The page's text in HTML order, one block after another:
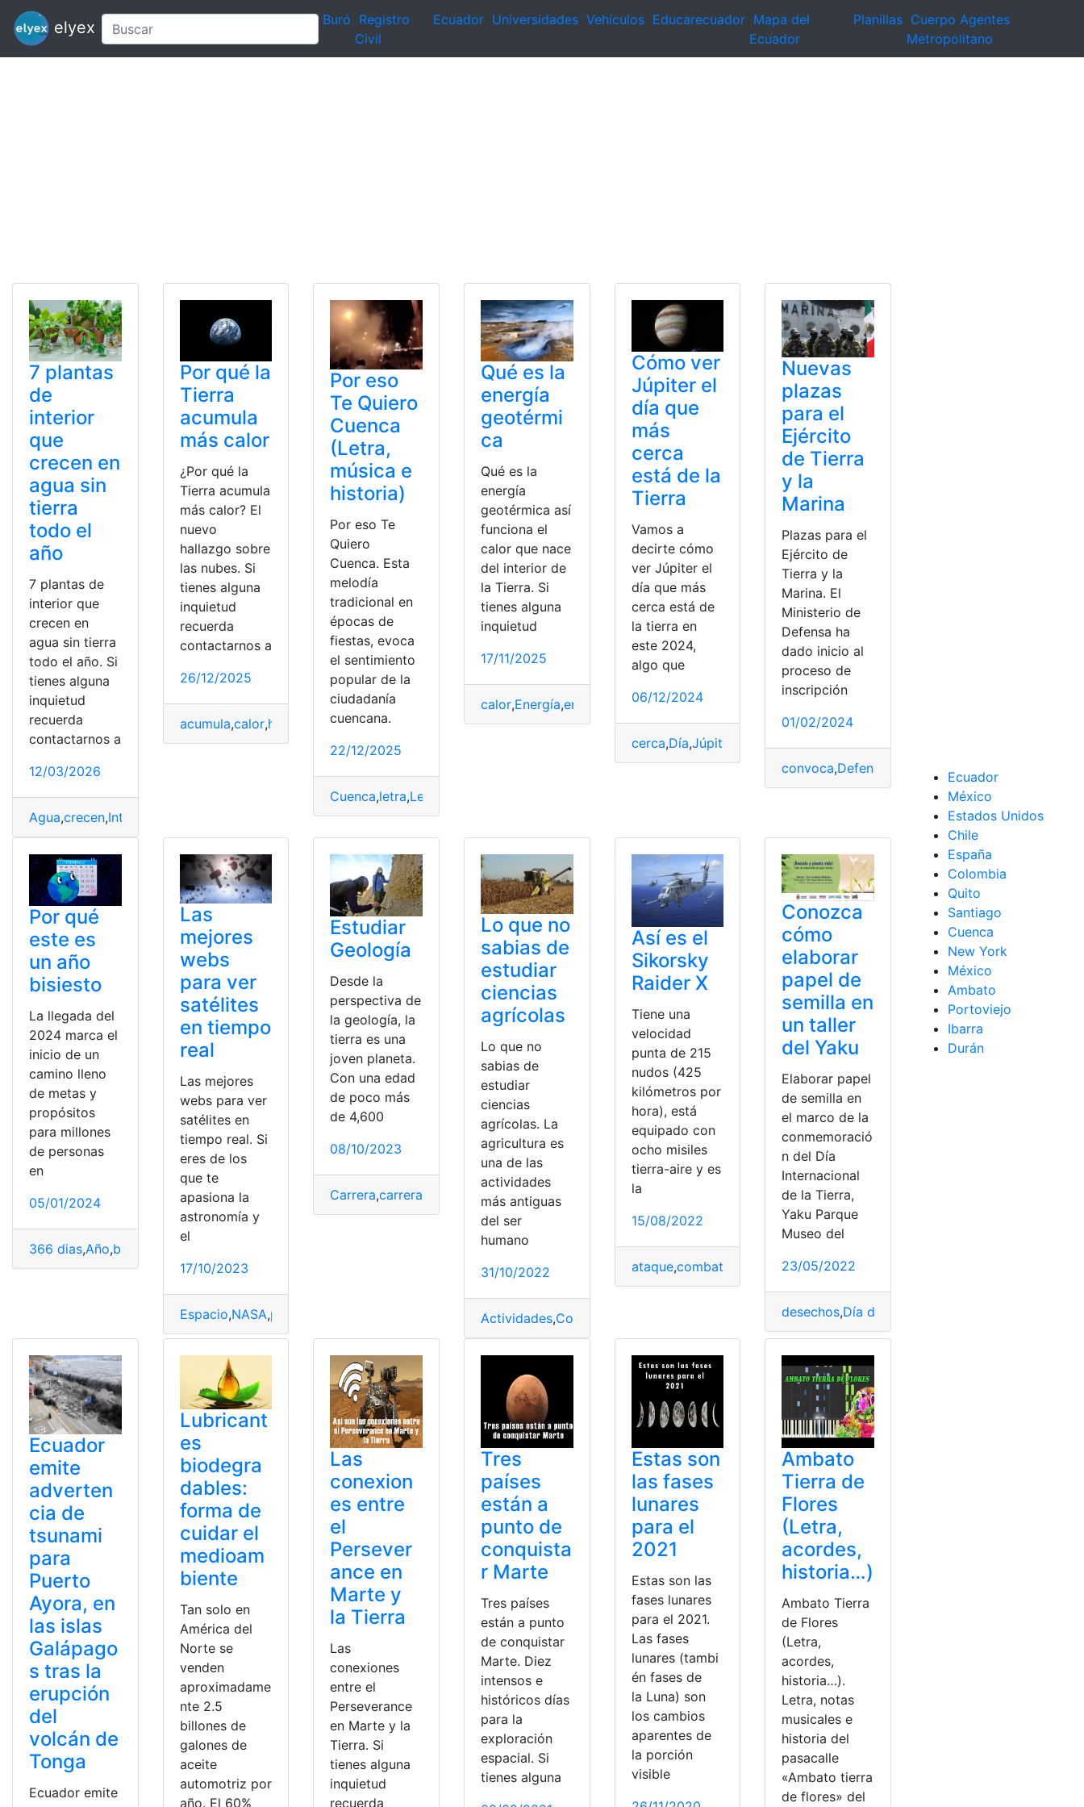
elyex Buró Registro
Civil
Ecuador Universidades Vehículos Educarecuador Mapa del
Ecuador
Planillas Cuerpo Agentes
Metropolitano
7 plantas
de
interior
que
crecen en
agua sin
tierra
todo el
año
7 plantas de
interior que
crecen en
agua sin tierra
todo el año. Si
tienes alguna
inquietud
recuerda
contactarnos a
12/03/2026
Agua,crecen,Interior
Por qué la
Tierra
acumula
más calor
¿Por qué la
Tierra acumula
más calor? El
nuevo
hallazgo sobre
las nubes. Si
tienes alguna
inquietud
recuerda
contactarnos a
26/12/2025
acumula,calor,hallazgo nubes,Tierra
Por eso
Te Quiero
Cuenca
(Letra,
música e
historia)
Por eso Te
Quiero
Cuenca. Esta
melodía
tradicional en
épocas de
fiestas, evoca
el sentimiento
popular de la
ciudadanía
cuencana.
22/12/2025
Cuenca,letra,Letras Por eso te quiero Cuenca
Qué es la
energía
geotérmi
ca
Qué es la
energía
geotérmica así
funciona el
calor que nace
del interior de
la Tierra. Si
tienes alguna
inquietud
17/11/2025
calor,Energía,energía geotérmica,funciona
Cómo ver
Júpiter el
día que
más
cerca
está de la
Tierra
Vamos a
decirte cómo
ver Júpiter el
día que más
cerca está de
la tierra en
este 2024,
algo que
06/12/2024
cerca,Día,Júpiter
Nuevas
plazas
para el
Ejército
de Tierra
y la
Marina
Plazas para el
Ejército de
Tierra y la
Marina. El
Ministerio de
Defensa ha
dado inicio al
proceso de
inscripción
01/02/2024
convoca,Defensa
Por qué
este es
un año
bisiesto
La llegada del
2024 marca el
inicio de un
camino lleno
de metas y
propósitos
para millones
de personas
en
05/01/2024
366 dias,Año,bisiesto
Las
mejores
webs
para ver
satélites
en tiempo
real
Las mejores
webs para ver
satélites en
tiempo real. Si
eres de los
que te
apasiona la
astronomía y
el
17/10/2023
Espacio,NASA,pagina web Tierra,video
Estudiar
Geología
Desde la
perspectiva de
la geología, la
tierra es una
joven planeta.
Con una edad
de poco más
de 4,600
08/10/2023
Carrera,carrera universitaria,Elementos Estudiar Geología Geología,Historia,Movimiento
Lo que no
sabias de
estudiar
ciencias
agrícolas
Lo que no
sabias de
estudiar
ciencias
agrícolas. La
agricultura es
una de las
actividades
más antiguas
del ser
humano
31/10/2022
Actividades,Conocimiento Tierra
Así es el
Sikorsky
Raider X
Tiene una
velocidad
punta de 215
nudos (425
kilómetros por
hora), está
equipado con
ocho misiles
tierra-aire y es
la
15/08/2022
ataque,combate helicóptero,Potente,
Conozca
cómo
elaborar
papel de
semilla en
un taller
del Yaku
Elaborar papel
de semilla en
el marco de la
conmemoració
n del Día
Internacional
de la Tierra,
Yaku Parque
Museo del
23/05/2022
desechos,Día de la Tierra
Ecuador
emite
adverten
cia de
tsunami
para
Puerto
Ayora, en
las islas
Galápago
s tras la
erupción
del
volcán de
Tonga
Ecuador emite
Lubricant
es
biodegra
dables:
forma de
cuidar el
medioam
biente
Tan solo en
América del
Norte se
venden
aproximadame
nte 2.5
billones de
galones de
aceite
automotriz por
año. El 60%
Las
conexion
es entre
el
Persever
ance en
Marte y
la Tierra
Las
conexiones
entre el
Perseverance
en Marte y la
Tierra. Si
tienes alguna
inquietud
recuerda
Tres
países
están a
punto de
conquista
r Marte
Tres países
están a punto
de conquistar
Marte. Diez
intensos e
históricos días
para la
exploración
espacial. Si
tienes alguna
Estas son
las fases
lunares
para el
2021
Estas son las
fases lunares
para el 2021.
Las fases
lunares (tambi
én fases de
la Luna) son
los cambios
aparentes de
la porción
visible
Ambato
Tierra de
Flores
(Letra,
acordes,
historia…)
Ambato Tierra
de Flores
(Letra,
acordes,
historia…).
Letra, notas
musicales e
historia del
pasacalle
«Ambato tierra
de flores» del
Ecuador
México
Estados Unidos
Chile
España
Colombia
Quito
Santiago
Cuenca
New York
México
Ambato
Portoviejo
Ibarra
Durán